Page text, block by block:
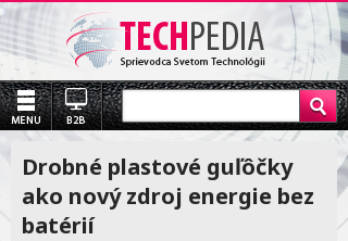
Drobné plastové guľôčky
ako nový zdroj energie bez
batérií